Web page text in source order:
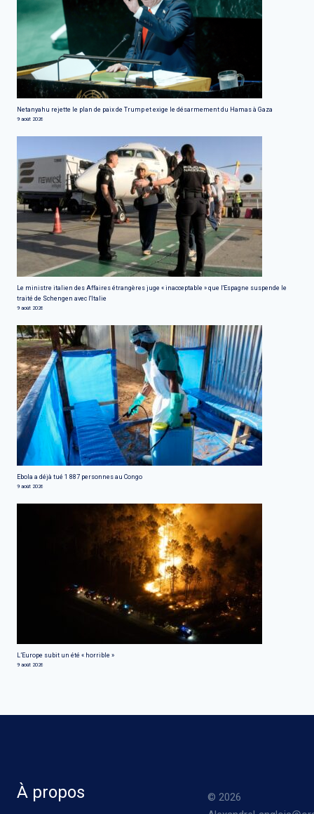
Netanyahu rejette le plan de paix de Trump et exige le désarmement du Hamas à Gaza
9 août 2026
Le ministre italien des Affaires étrangères juge « inacceptable » que l'Espagne suspende le
traité de Schengen avec l'Italie
9 août 2026
Ebola a déjà tué 1 887 personnes au Congo
9 août 2026
L’Europe subit un été « horrible »
9 août 2026
À propos
© 2026